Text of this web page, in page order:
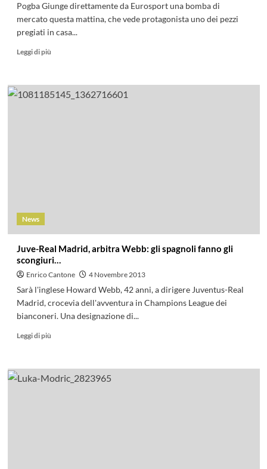
Pogba Giunge direttamente da Eurosport una bomba di
mercato questa mattina, che vede protagonista uno dei pezzi
pregiati in casa...
Leggi di più
News
Juve-Real Madrid, arbitra Webb: gli spagnoli fanno gli
scongiuri…
Enrico Cantone 4 Novembre 2013
Sarà l'inglese Howard Webb, 42 anni, a dirigere Juventus-Real
Madrid, crocevia dell'avventura in Champions League dei
bianconeri. Una designazione di...
Leggi di più